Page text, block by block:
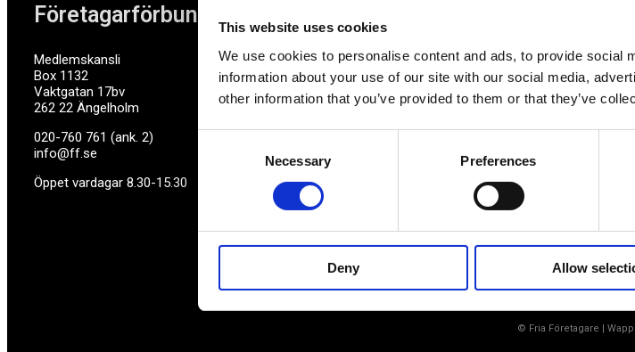
This website uses cookies
We use cookies to personalise content and ads, to provide social
information about your use of our site with our social media,
other information that you’ve provided to them or that they’ve
Necessary Preferences
Deny Allow
Företagarförbundet
Medlemskansli
Box 1132
Vaktgatan 17bv
262 22 Ängelholm
020-760 761 (ank. 2)
info@ff.se
Öppet vardagar 8.30-15.30
Ett medlemskap späckat med
småföretagaranpassade
förmåner. Din egen
försäkringspaket och mycket
soloföretagare och små företag
verkligheten ser ut.
BLI MEDLEM
© Fria Företagare